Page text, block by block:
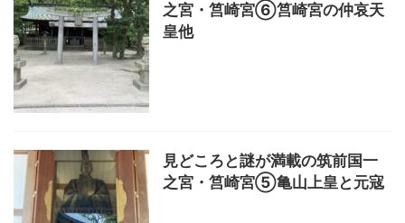
之宮・筥崎宮⑥筥崎宮の仲哀天
皇他
見どころと謎が満載の筑前国一
之宮・筥崎宮⑤亀山上皇と元寇